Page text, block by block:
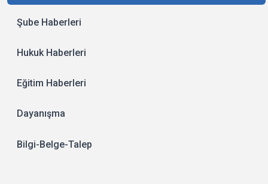
Şube Haberleri
Hukuk Haberleri
Eğitim Haberleri
Dayanışma
Bilgi-Belge-Talep